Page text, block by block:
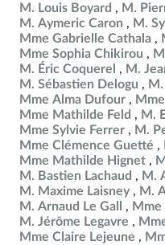
M. Louis Boyard
M.
M. Aymeric Caron
M.
Mme Gabrielle Cathala
Mme Sophia Chikirou
M. Éric Coquerel
M.
M. Sébastien Delogu
Mme Alma Dufour
Mme Mathilde Feld
M.
Mme Sylvie Ferrer
M.
Mme Clémence Guetté
Mme Mathilde Hignet
M. Bastien Lachaud
M.
M. Maxime Laisney
M.
M. Arnaud Le Gall
Mme
M. Jérôme Legavre
Mme Claire Lejeune